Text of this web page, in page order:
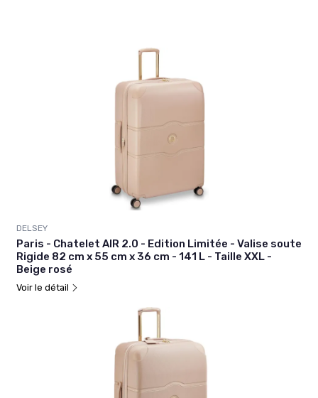
DELSEY
Paris - Chatelet AIR 2.0 - Edition Limitée - Valise soute
Rigide 82 cm x 55 cm x 36 cm - 141 L - Taille XXL -
Beige rosé
Voir le détail